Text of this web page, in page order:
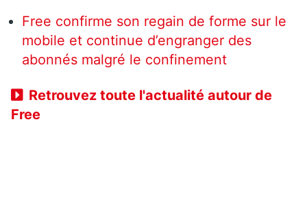
Free confirme son regain de forme sur le
mobile et continue d’engranger des
abonnés malgré le confinement
Retrouvez toute l'actualité autour de
Free